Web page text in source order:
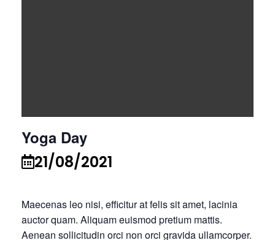
Yoga Day
21/08/2021
Maecenas leo nisi, efficitur at felis sit amet, lacinia
auctor quam. Aliquam euismod pretium mattis.
Aenean sollicitudin orci non orci gravida ullamcorper.